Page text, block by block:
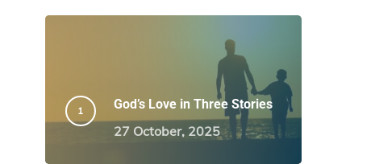
God’s Love in Three Stories
27 October, 2025